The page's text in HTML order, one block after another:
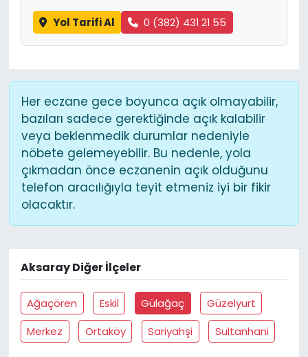
Yol Tarifi Al 0 (382) 431 21 55
Her eczane gece boyunca açık olmayabilir,
bazıları sadece gerektiğinde açık kalabilir
veya beklenmedik durumlar nedeniyle
nöbete gelemeyebilir. Bu nedenle, yola
çıkmadan önce eczanenin açık olduğunu
telefon aracılığıyla teyit etmeniz iyi bir fikir
olacaktır.
Aksaray Diğer İlçeler
Ağaçören Eskil Gülağaç
Güzelyurt
Merkez
Ortaköy Sariyahşi Sultanhani